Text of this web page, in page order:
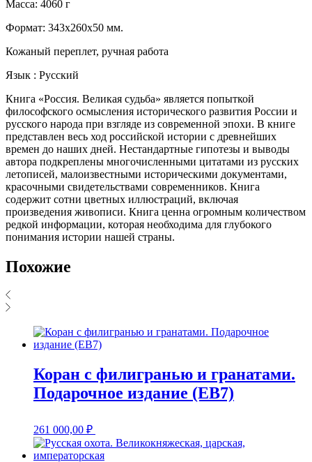
Масса: 4060 г
Формат: 343x260x50 мм.
Кожаный переплет, ручная работа
Язык : Русский
Книга «Россия. Великая судьба» является попыткой
философского осмысления исторического развития России и
русского народа при взгляде из современной эпохи. В книге
представлен весь ход российской истории с древнейших
времен до наших дней. Нестандартные гипотезы и выводы
автора подкреплены многочисленными цитатами из русских
летописей, малоизвестными историческими документами,
красочными свидетельствами современников. Книга
содержит сотни цветных иллюстраций, включая
произведения живописи. Книга ценна огромным количеством
редкой информации, которая необходима для глубокого
понимания истории нашей страны.
Похожие
Коран с филигранью и гранатами.
Подарочное издание (EB7)
261 000,00 ₽